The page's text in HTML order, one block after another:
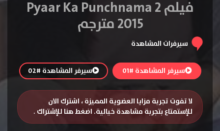
فيلم Pyaar Ka Punchnama 2
2015 مترجم
سيرفرات المشاهدة
سيرفر المشاهدة #01 سيرفر المشاهدة #02
لا تفوت تجربة مزايا العضوية المميزة ، اشترك الان
للإستمتاع بتجربة مشاهدة خيالية. اضغط هنا للإشتراك .